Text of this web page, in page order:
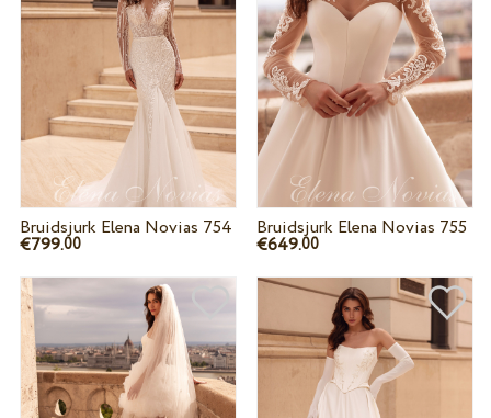
Bruidsjurk Elena Novias 754
€799.00
Bruidsjurk Elena Novias 755
€649.00